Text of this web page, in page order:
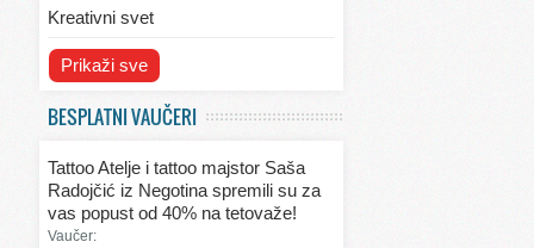
Kreativni svet
Svet ekologije
Svet kulinarstva
Svet lepote
Prikaži sve
BESPLATNI VAUČERI
Tattoo Atelje i tattoo majstor Saša
Radojčić iz Negotina spremili su za
vas popust od 40% na tetovaže!
Vaučer: